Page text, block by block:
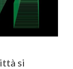
si